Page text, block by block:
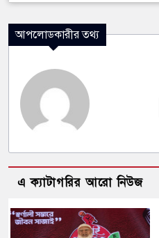
আপলোডকারীর তথ্য
এ ক্যাটাগরির আরো নিউজ